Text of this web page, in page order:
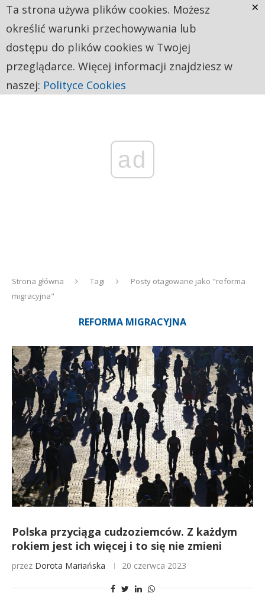
ad
Strona główna Tagi
Posty otagowane jako "reforma
migracyjna"
REFORMA MIGRACYJNA
Polska przyciąga cudzoziemców. Z każdym
rokiem jest ich więcej i to się nie zmieni
przez Dorota Mariańska 20 czerwca 2023
Ta strona używa plików cookies. Możesz
określić warunki przechowywania lub
dostępu do plików cookies w Twojej
przeglądarce. Więcej informacji znajdziesz w
naszej: Polityce Cookies
×